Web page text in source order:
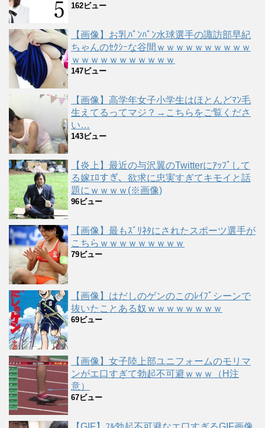
162ビュー
【画像】お乳ﾊﾟﾝﾊﾟﾝ水球選手の諏訪部早紀
ちゃんのｾｸｼｰな谷間ｗｗｗｗｗｗｗｗｗｗ
ｗｗｗｗｗｗｗｗｗｗｗ
147ビュー
【画像】高学年女子小学生はほとんどﾏﾝ毛
生えてるってマジ？→こちらをご覧くださ
い…
143ビュー
【炎上】最近の与沢翼のTwitterにｱｯﾌﾟして
る嫁ｴﾛすぎ、欲求に忠実すぎてキモイと話
題にｗｗｗｗ(※画像)
96ビュー
【画像】最もｽﾞﾘﾈﾀにされたスポーツ選手が
こちらｗｗｗｗｗｗｗｗｗ
79ビュー
【画像】はだしのゲンのこのﾚｲﾌﾟシーンで
抜いたことある奴ｗｗｗｗｗｗｗｗ
69ビュー
【画像】女子陸上部ユニフォームのモリマ
ンがエ口すぎて勃起不可避ｗｗｗ（H注
意）
67ビュー